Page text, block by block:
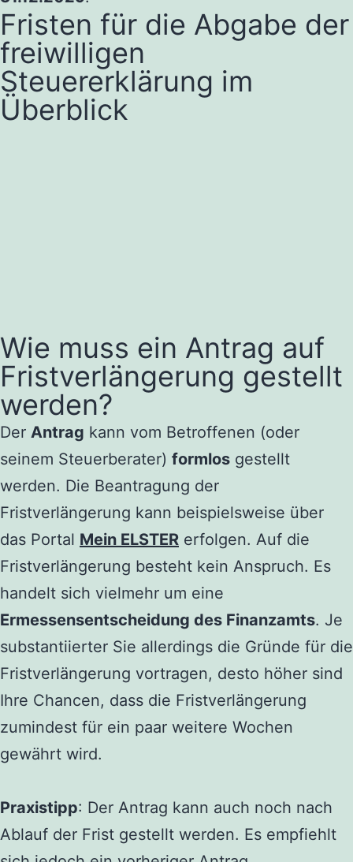
Fristen für die Abgabe der
freiwilligen
Steuererklärung im
Überblick
Wie muss ein Antrag auf
Fristverlängerung gestellt
werden?
Der Antrag kann vom Betroffenen (oder
seinem Steuerberater) formlos gestellt
werden. Die Beantragung der
Fristverlängerung kann beispielsweise über
das Portal Mein ELSTER erfolgen. Auf die
Fristverlängerung besteht kein Anspruch. Es
handelt sich vielmehr um eine
Ermessensentscheidung des Finanzamts. Je
substantiierter Sie allerdings die Gründe für die
Fristverlängerung vortragen, desto höher sind
Ihre Chancen, dass die Fristverlängerung
zumindest für ein paar weitere Wochen
gewährt wird.
Praxistipp: Der Antrag kann auch noch nach
Ablauf der Frist gestellt werden. Es empfiehlt